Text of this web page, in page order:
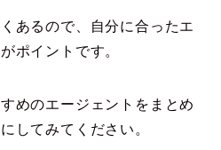
あるので、自分に合ったエ
ポイントです。
めのエージェントをまとめ
してみてください。